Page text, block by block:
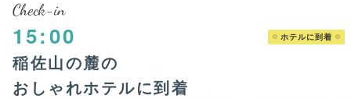
Check-in
15:00 ホテルに到着
稲佐山の麓の
おしゃれホテルに到着